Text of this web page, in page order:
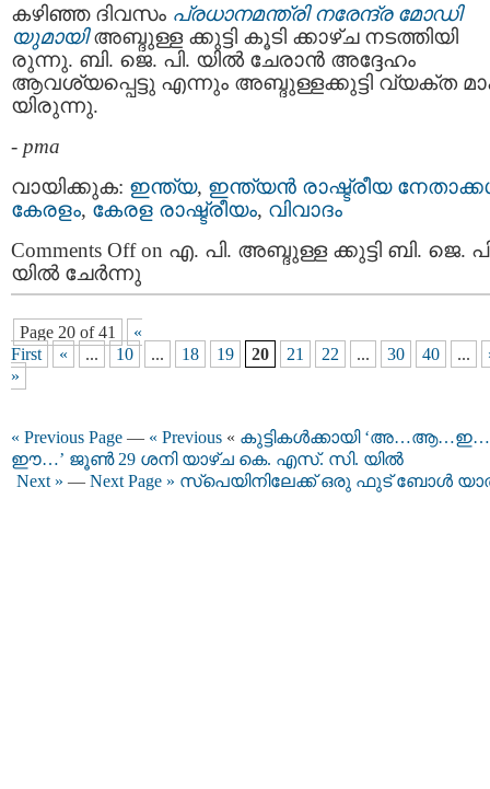
കഴിഞ്ഞ ദിവസം പ്രധാനമന്ത്രി നരേന്ദ്ര മോഡി
യുമായിഅബ്ദുള്ള ക്കുട്ടി കൂടി ക്കാഴ്ച നടത്തിയി
രുന്നു. ബി. ജെ. പി. യില്‍ ചേരാൻ അദ്ദേഹം
ആവശ്യപ്പെട്ടു എന്നും അബ്ദുള്ളക്കുട്ടി വ്യക്ത
യിരുന്നു.
- pma
വായിക്കുക: ഇന്ത്യ, ഇന്ത്യന്‍ രാഷ്ട്രീയ
കേരളം, കേരള രാഷ്ട്രീയം, വിവാദം
Comments Offon എ. പി. അബ്ദുള്ള ക്കുട്ടി ബി. ജെ.
യില്‍ ചേര്‍ന്നു
Page 20 of 41
«
First
« ... 10 ... 18 19 20 21 22 ... 30 40 ...
»
« Previous Page — « Previous « കുട്ടികൾക്കായി ‘അ…ആ…ഇ…
ഈ…’ ജൂൺ 29 ശനി യാഴ്ച കെ. എസ്. സി. യിൽ
Next » — Next Page » സ്പെയിനിലേക്ക് ഒരു ഫുട് ബോള്‍